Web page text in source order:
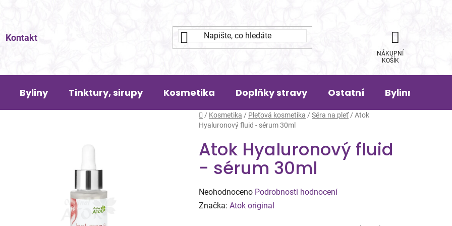
Kontakt
NÁKUPNÍ
KOŠÍK
Byliny Tinktury, sirupy Kosmetika Doplňky stravy Ostatní Bylinná
Domů
/ Kosmetika / Pleťová kosmetika / Séra na pleť / Atok
Hyaluronový fluid - sérum 30ml
Atok Hyaluronový fluid
- sérum 30ml
Průměrné
hodnocení
Neohodnoceno Podrobnosti hodnocení
Značka: Atok original